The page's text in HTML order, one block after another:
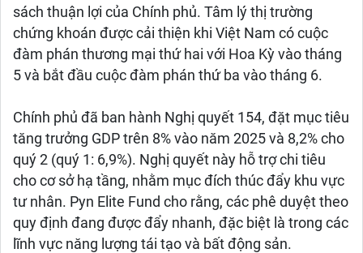
sách thuận lợi của Chính phủ. Tâm lý thị trường
chứng khoán được cải thiện khi Việt Nam có cuộc
đàm phán thương mại thứ hai với Hoa Kỳ vào tháng
5 và bắt đầu cuộc đàm phán thứ ba vào tháng 6.
Chính phủ đã ban hành Nghị quyết 154, đặt mục tiêu
tăng trưởng GDP trên 8% vào năm 2025 và 8,2% cho
quý 2 (quý 1: 6,9%). Nghị quyết này hỗ trợ chi tiêu
cho cơ sở hạ tầng, nhằm mục đích thúc đẩy khu vực
tư nhân. Pyn Elite Fund cho rằng, các phê duyệt theo
quy định đang được đẩy nhanh, đặc biệt là trong các
lĩnh vực năng lượng tái tạo và bất động sản.